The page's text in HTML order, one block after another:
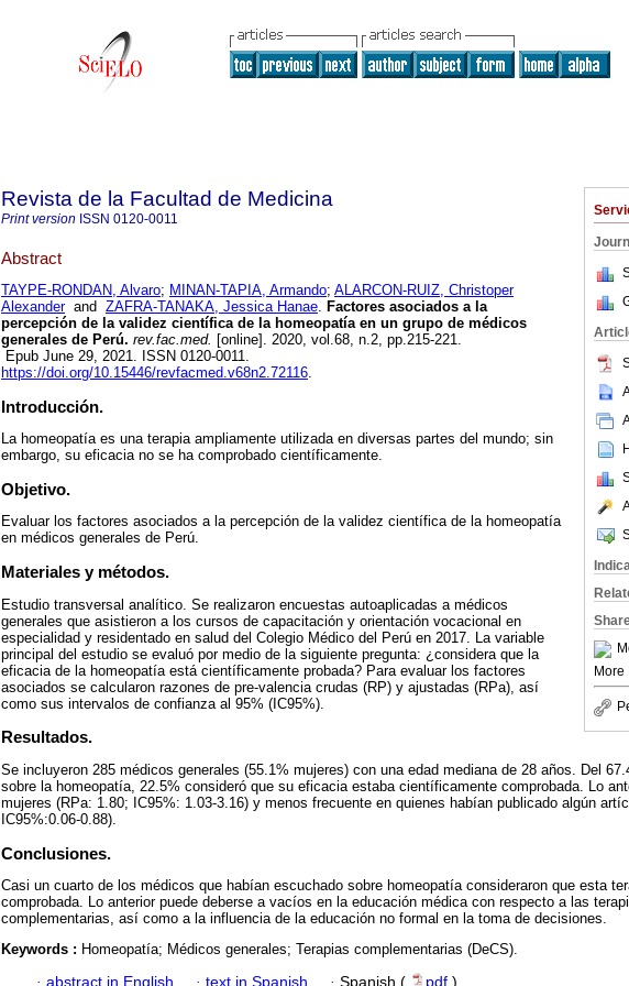
More
Revista de la Facultad de Medicina
Print version ISSN 0120-0011
Abstract
TAYPE-RONDAN, Alvaro; MINAN-TAPIA, Armando; ALARCON-RUIZ, Christoper
Alexanderand ZAFRA-TANAKA, Jessica Hanae. Factores asociados a la
percepción de la validez científica de la homeopatía en un grupo de médicos
generales de Perú. rev.fac.med. [online]. 2020, vol.68, n.2, pp.215-221.
Epub June 29, 2021. ISSN 0120-0011.
https://doi.org/10.15446/revfacmed.v68n2.72116.
Introducción.
La homeopatía es una terapia ampliamente utilizada en diversas partes del mundo; sin
embargo, su eficacia no se ha comprobado científicamente.
Objetivo.
Evaluar los factores asociados a la percepción de la validez científica de la homeopatía
en médicos generales de Perú.
Materiales y métodos.
Estudio transversal analítico. Se realizaron encuestas autoaplicadas a médicos
generales que asistieron a los cursos de capacitación y orientación vocacional en
especialidad y residentado en salud del Colegio Médico del Perú en 2017. La variable
principal del estudio se evaluó por medio de la siguiente pregunta: ¿considera que la
eficacia de la homeopatía está científicamente probada? Para evaluar los factores
asociados se calcularon razones de pre-valencia crudas (RP) y ajustadas (RPa), así
como sus intervalos de confianza al 95% (IC95%).
Resultados.
Se incluyeron 285 médicos generales (55.1% mujeres) con una edad mediana de 28 años. Del
sobre la homeopatía, 22.5% consideró que su eficacia estaba científicamente comprobada. Lo
mujeres (RPa: 1.80; IC95%: 1.03-3.16) y menos frecuente en quienes habían publicado algún
IC95%:0.06-0.88).
Conclusiones.
Casi un cuarto de los médicos que habían escuchado sobre homeopatía consideraron que esta
comprobada. Lo anterior puede deberse a vacíos en la educación médica con respecto a las
complementarias, así como a la influencia de la educación no formal en la toma de decisiones.
Keywords : Homeopatía; Médicos generales; Terapias complementarias (DeCS).
· abstract in English · text in Spanish · Spanish ( pdf )